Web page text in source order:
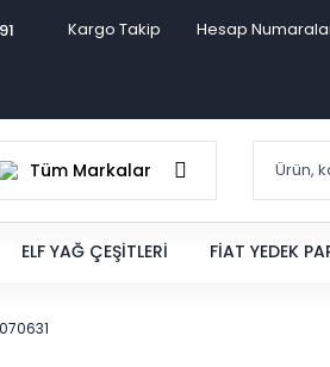
Kargo Takip Hesap
Tüm Markalar
ELF YAĞ ÇEŞITLERI FIAT YEDEK